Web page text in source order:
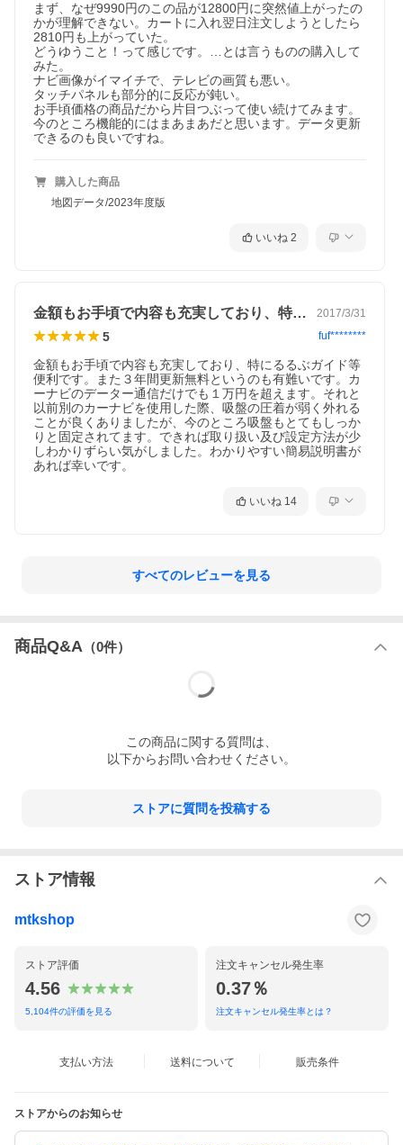
まず、なぜ9990円のこの品が12800円に突然値上がったの
かが理解できない。カートに入れ翌日注文しようとしたら
2810円も上がっていた。
どうゆうこと！って感じです。…とは言うものの購入して
みた。
ナビ画像がイマイチで、テレビの画質も悪い。
タッチパネルも部分的に反応が鈍い。
お手頃価格の商品だから片目つぶって使い続けてみます。
今のところ機能的にはまあまあだと思います。データ更新
できるのも良いですね。
購入した商品
地図データ/2023年度版
いいね 2
金額もお手頃で内容も充実しており、特に… 2017/3/31
5 fuf********
金額もお手頃で内容も充実しており、特にるるぶガイド等
便利です。また３年間更新無料というのも有難いです。カ
ーナビのデーター通信だけでも１万円を超えます。それと
以前別のカーナビを使用した際、吸盤の圧着が弱く外れる
ことが良くありましたが、今のところ吸盤もとてもしっか
りと固定されてます。できれば取り扱い及び設定方法が少
しわかりずらい気がしました。わかりやすい簡易説明書が
あれば幸いです。
いいね 14
すべてのレビューを見る
商品Q&A （0件）
この商品に関する質問は、
以下からお問い合わせください。
ストアに質問を投稿する
ストア情報
mtkshop
ストア評価
4.56
5,104件の評価を見る
注文キャンセル発生率
0.37％
注文キャンセル発生率とは？
支払い方法 送料について 販売条件
ストアからのお知らせ